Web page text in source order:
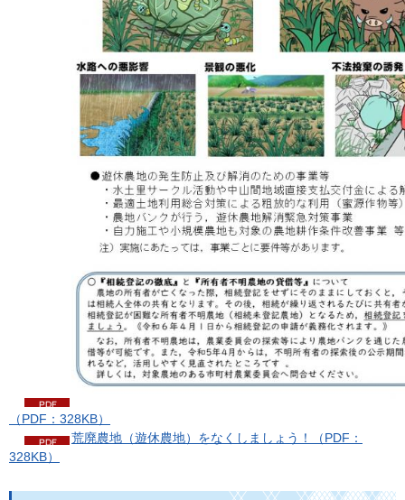
（PDF：328KB）
荒廃農地（遊休農地）をなくしましょう！（PDF：
328KB）